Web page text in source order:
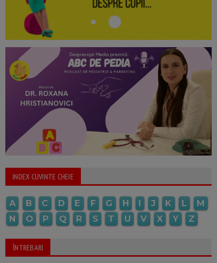
INDEX CUVINTE CHEIE
A B C D E F G H I J K L
M
N
O P Q R S T U V X Y Z
ÎNTREBARI